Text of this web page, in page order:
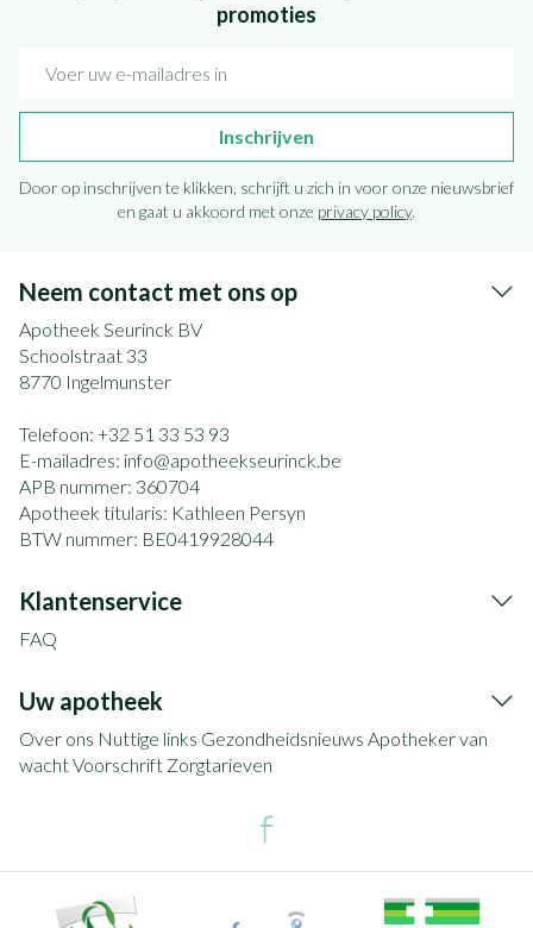
promoties
Inschrijven
Door op inschrijven te klikken, schrijft u zich in voor onze nieuwsbrief
en gaat u akkoord met onze privacy policy.
Neem contact met ons op
Apotheek Seurinck BV
Schoolstraat 33
8770 Ingelmunster
Telefoon: +32 51 33 53 93
E-mailadres: info@apotheekseurinck.be
APB nummer: 360704
Apotheek titularis: Kathleen Persyn
BTW nummer: BE0419928044
Klantenservice
FAQ
Uw apotheek
Over ons Nuttige links Gezondheidsnieuws Apotheker van
wachtVoorschrift Zorgtarieven